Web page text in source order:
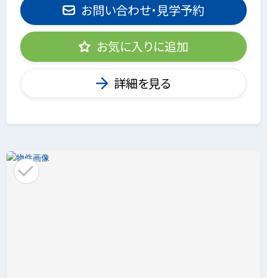
お問い合わせ・見学予約
お気に入りに追加
詳細を見る